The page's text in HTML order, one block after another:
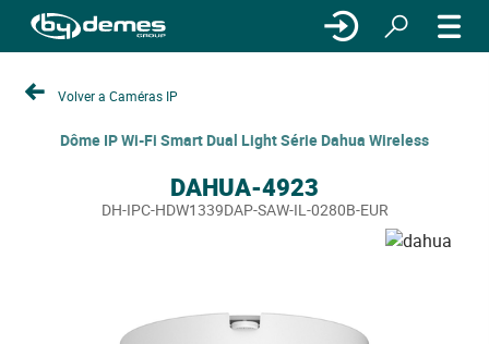
Volver a Caméras IP
Dôme IP Wi-Fi Smart Dual Light Série Dahua Wireless
DAHUA-4923
DH-IPC-HDW1339DAP-SAW-IL-0280B-EUR